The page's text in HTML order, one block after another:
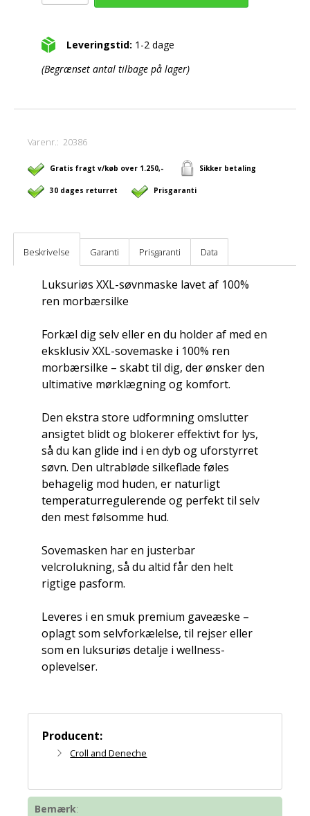
Leveringstid: 1-2 dage
(Begrænset antal tilbage på lager)
Varenr.:20386
Gratis fragt v/køb over 1.250,- Sikker betaling
30 dages returret Prisgaranti
Beskrivelse Garanti Prisgaranti Data
Luksuriøs XXL-søvnmaske lavet af 100%
ren morbærsilke
Forkæl dig selv eller en du holder af med en
eksklusiv XXL-sovemaske i 100% ren
morbærsilke – skabt til dig, der ønsker den
ultimative mørklægning og komfort.
Den ekstra store udformning omslutter
ansigtet blidt og blokerer effektivt for lys,
så du kan glide ind i en dyb og uforstyrret
søvn. Den ultrabløde silkeflade føles
behagelig mod huden, er naturligt
temperaturregulerende og perfekt til selv
den mest følsomme hud.
Sovemasken har en justerbar
velcrolukning, så du altid får den helt
rigtige pasform.
Leveres i en smuk premium gaveæske –
oplagt som selvforkælelse, til rejser eller
som en luksuriøs detalje i wellness-
oplevelser.
Producent:
Croll and Deneche
Bemærk: